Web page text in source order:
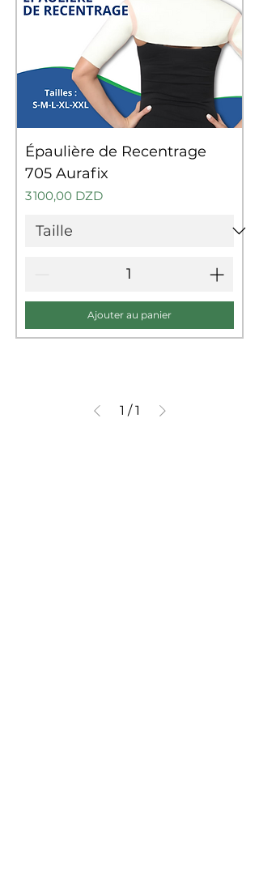
Épaulière de Recentrage
705 Aurafix
Prix
3 100,00 DZD
Ajouter au panier
1 / 1